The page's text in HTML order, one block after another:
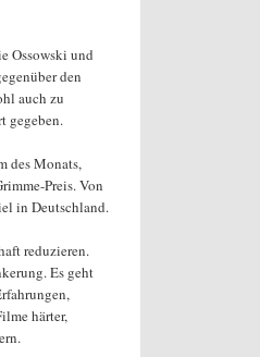
Ossowski und
den
auch zu
gegeben.
des Monats,
Preis. Von
in Deutschland.
reduzieren.
Es geht
härter,